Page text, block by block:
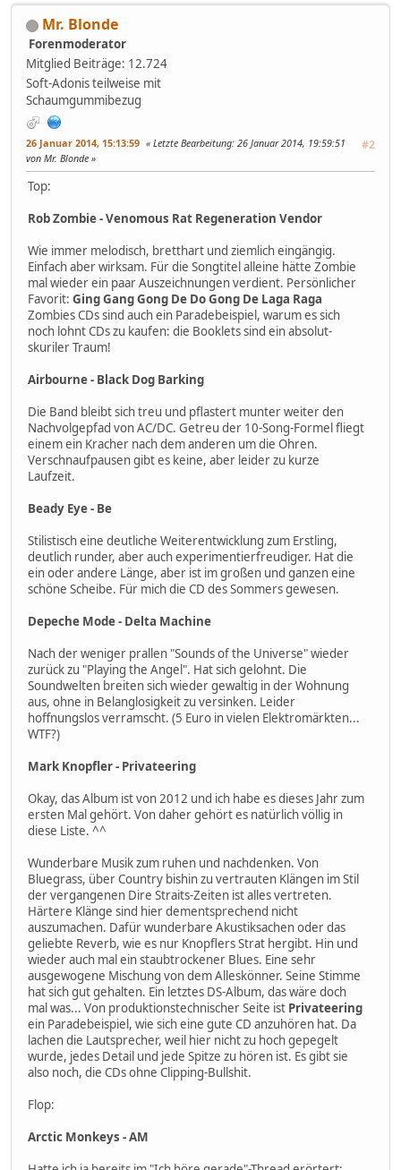
Mr. Blonde
Forenmoderator
Mitglied Beiträge: 12.724
Soft-Adonis teilweise mit
Schaumgummibezug
26 Januar 2014, 15:13:59 #2
Letzte Bearbeitung: 26 Januar 2014, 19:59:51
von Mr. Blonde
Top:
Rob Zombie - Venomous Rat Regeneration Vendor
Wie immer melodisch, bretthart und ziemlich eingängig.
Einfach aber wirksam. Für die Songtitel alleine hätte Zombie
mal wieder ein paar Auszeichnungen verdient. Persönlicher
Favorit: Ging Gang Gong De Do Gong De Laga Raga
Zombies CDs sind auch ein Paradebeispiel, warum es sich
noch lohnt CDs zu kaufen: die Booklets sind ein absolut-
skuriler Traum!
Airbourne - Black Dog Barking
Die Band bleibt sich treu und pflastert munter weiter den
Nachvolgepfad von AC/DC. Getreu der 10-Song-Formel fliegt
einem ein Kracher nach dem anderen um die Ohren.
Verschnaufpausen gibt es keine, aber leider zu kurze
Laufzeit.
Beady Eye - Be
Stilistisch eine deutliche Weiterentwicklung zum Erstling,
deutlich runder, aber auch experimentierfreudiger. Hat die
ein oder andere Länge, aber ist im großen und ganzen eine
schöne Scheibe. Für mich die CD des Sommers gewesen.
Depeche Mode - Delta Machine
Nach der weniger prallen "Sounds of the Universe" wieder
zurück zu "Playing the Angel". Hat sich gelohnt. Die
Soundwelten breiten sich wieder gewaltig in der Wohnung
aus, ohne in Belanglosigkeit zu versinken. Leider
hoffnungslos verramscht. (5 Euro in vielen Elektromärkten...
WTF?)
Mark Knopfler - Privateering
Okay, das Album ist von 2012 und ich habe es dieses Jahr zum
ersten Mal gehört. Von daher gehört es natürlich völlig in
diese Liste. ^^
Wunderbare Musik zum ruhen und nachdenken. Von
Bluegrass, über Country bishin zu vertrauten Klängen im Stil
der vergangenen Dire Straits-Zeiten ist alles vertreten.
Härtere Klänge sind hier dementsprechend nicht
auszumachen. Dafür wunderbare Akustiksachen oder das
geliebte Reverb, wie es nur Knopflers Strat hergibt. Hin und
wieder auch mal ein staubtrockener Blues. Eine sehr
ausgewogene Mischung von dem Alleskönner. Seine Stimme
hat sich gut gehalten. Ein letztes DS-Album, das wäre doch
mal was... Von produktionstechnischer Seite ist Privateering
ein Paradebeispiel, wie sich eine gute CD anzuhören hat. Da
lachen die Lautsprecher, weil hier nicht zu hoch gepegelt
wurde, jedes Detail und jede Spitze zu hören ist. Es gibt sie
also noch, die CDs ohne Clipping-Bullshit.
Flop:
Arctic Monkeys - AM